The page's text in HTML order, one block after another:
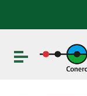
Vai al menu di
Vai al footer
Attiva / disattiva